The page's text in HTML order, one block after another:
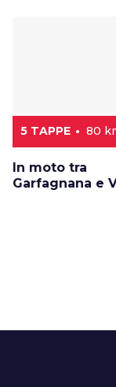
5 TAPPE 80
In moto tra
Garfagnana e